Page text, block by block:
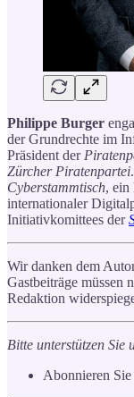
Philippe Burger
der Grundrechte im
Präsident der
Zürcher Piratenpartei
Cyberstammtisch, ein
internationaler
Initiativkomittees der
Wir danken dem
Gastbeiträge müssen
Redaktion
Bitte unterstützen Sie
Abonnieren